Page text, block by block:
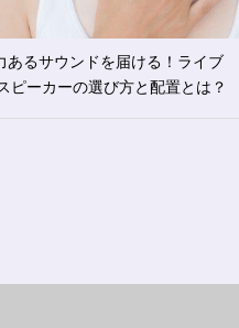
あるサウンドを届ける！ライブ
ピーカーの選び方と配置とは？